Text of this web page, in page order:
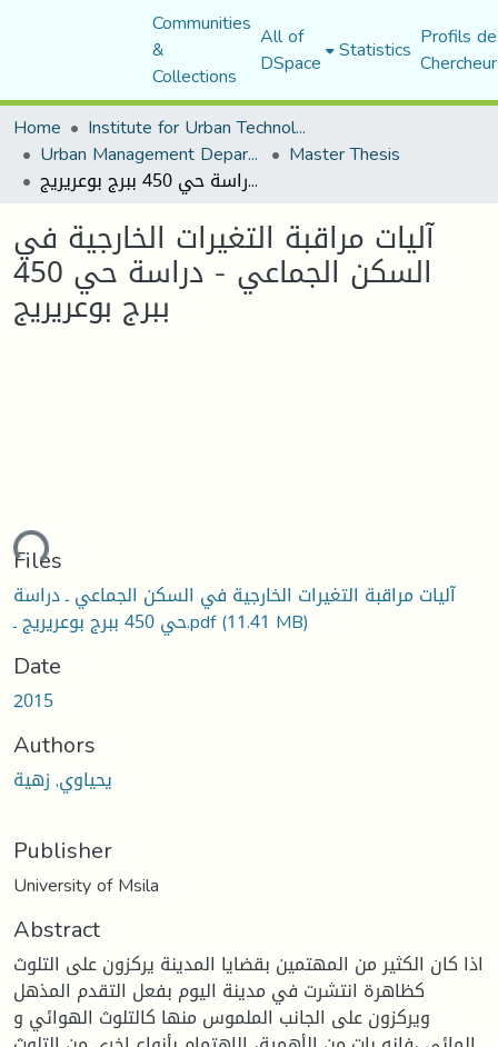
Communities
&
Collections
All of
DSpace Statistics Profils
Home
Institute for Urban Technology Management
Urban Management Department Master Thesis
آليات مراقبة التغيرات الخارجية في السكن الجماعي - دراسة حي 450 ببرج بوعريريج
آليات مراقبة التغيرات الخارجية في
السكن الجماعي - دراسة حي 450
ببرج بوعريريج
Files
آليات مراقبة التغيرات الخارجية في السكن الجماعي ـ دراسة
حي 450 ببرج بوعريريج ـ.pdf(11.41 MB)
Date
2015
Authors
يحياوي, زهية
Publisher
University of Msila
Abstract
اذا كان الكثير من المهتمين بقضايا المدينة يركزون على التلوث
كظاهرة انتشرت في مدينة اليوم بفعل التقدم المذهل
ويركزون على الجانب الملموس منها كالتلوث الهوائي و